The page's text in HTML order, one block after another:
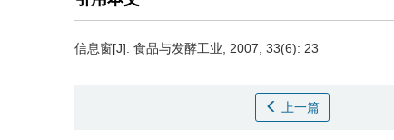
信息窗[J]. 食品与发酵工业, 2007, 33(6): 23
上一篇